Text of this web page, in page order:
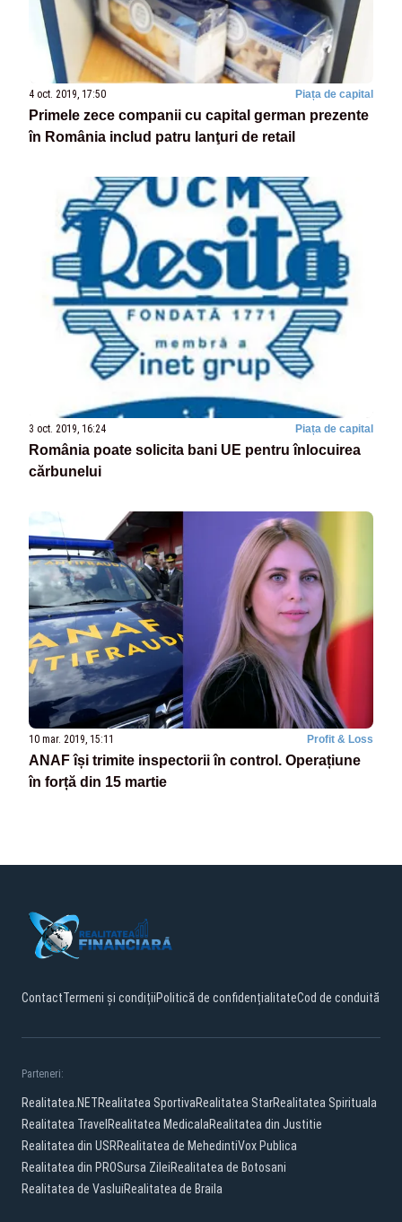
4 oct. 2019, 17:50 Piața de capital
Primele zece companii cu capital german prezente
în România includ patru lanţuri de retail
3 oct. 2019, 16:24 Piața de capital
România poate solicita bani UE pentru înlocuirea
cărbunelui
10 mar. 2019, 15:11 Profit & Loss
ANAF își trimite inspectorii în control. Operațiune
în forță din 15 martie
ContactTermeni și condițiiPolitică de confidențialitateCod de conduită
Parteneri:
Realitatea.NETRealitatea SportivaRealitatea StarRealitatea Spirituala
Realitatea Travel Realitatea MedicalaRealitatea din Justitie
Realitatea din USRRealitatea de MehedintiVox Publica
Realitatea din PROSursa ZileiRealitatea de Botosani
Realitatea de VasluiRealitatea de Braila